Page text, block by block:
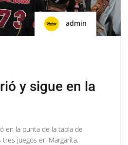
admin
y sigue en la
en la punta de la tabla de
tres juegos en Margarita.